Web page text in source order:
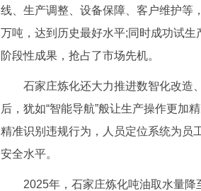
线、生产调整、设备保障、客户维护等
万吨，达到历史最好水平;同时成功试
阶段性成果，抢占了市场先机。
石家庄炼化还大力推进数智化改造、
后，犹如“智能导航”般让生产操作更加
精准识别违规行为，人员定位系统为员
安全水平。
2025年，石家庄炼化吨油取水量降